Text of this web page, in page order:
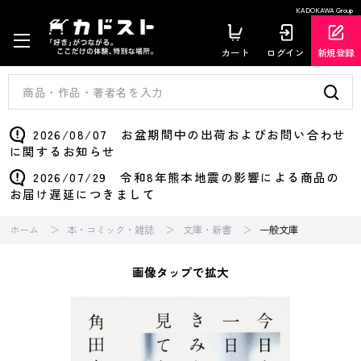
KADOKAWA Group
カート ログイン 新規登録
2026/08/07 お盆期間中の出荷およびお問い合わせ
に関するお知らせ
2026/07/29 令和8年熊本地震の影響による商品の
お届け遅延につきまして
ホーム 本・コミック・雑誌 文庫・新書 一般文庫
画像タップで拡大